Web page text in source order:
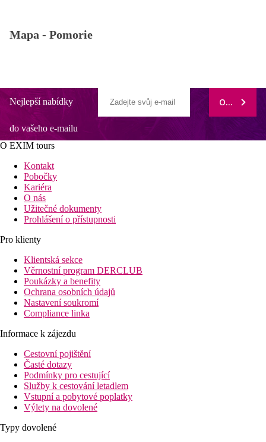
Mapa - Pomorie
Nejlepší nabídky
do vašeho e-mailu
ODEBÍRAT
O EXIM tours
Kontakt
Pobočky
Kariéra
O nás
Užitečné dokumenty
Prohlášení o přístupnosti
Pro klienty
Klientská sekce
Věrnostní program DERCLUB
Poukázky a benefity
Ochrana osobních údajů
Nastavení soukromí
Compliance linka
Informace k zájezdu
Cestovní pojištění
Časté dotazy
Podmínky pro cestující
Služby k cestování letadlem
Vstupní a pobytové poplatky
Výlety na dovolené
Typy dovolené